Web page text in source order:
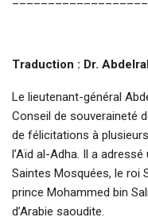
Traduction : Dr.
Le lieutenant-général
Conseil de souveraineté
de félicitations à
l’Aïd al-Adha. Il a
Saintes Mosquées, le roi
prince Mohammed bin
d’Arabie saoudite.